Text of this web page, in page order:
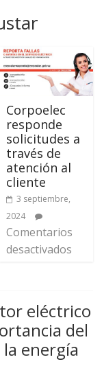
Corpoelec
responde
solicitudes a
través de
atención al
cliente
3 septiembre,
2024
Comentarios
desactivados
eléctrico
del
energía